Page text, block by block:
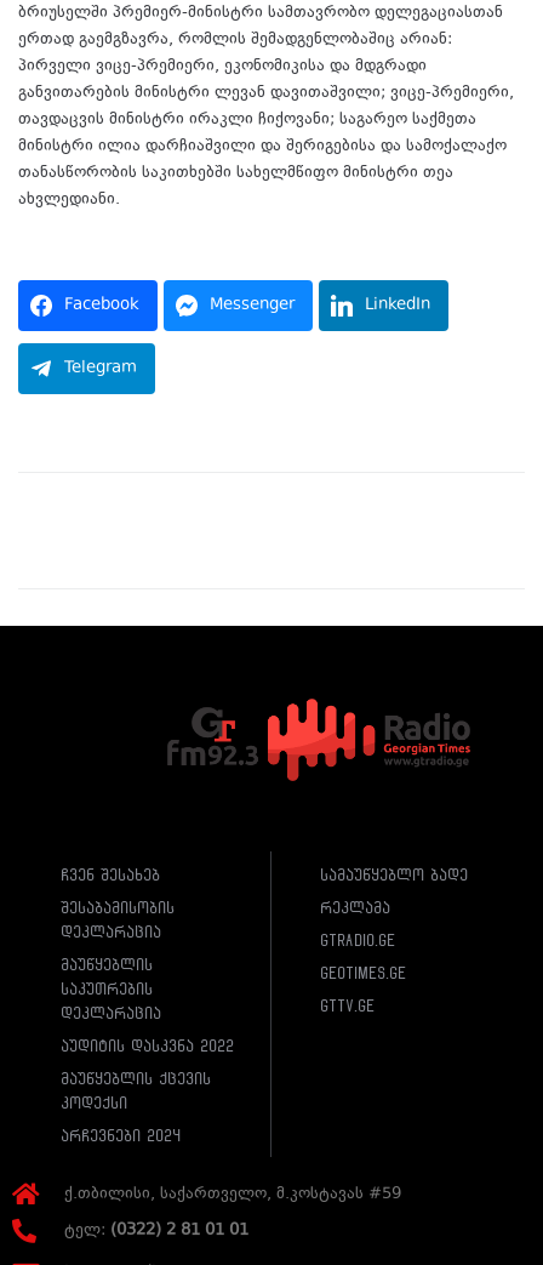
ბრიუსელში პრემიერ-მინისტრი სამთავრობო დელეგაციასთან
ერთად გაემგზავრა, რომლის შემადგენლობაშიც არიან:
პირველი ვიცე-პრემიერი, ეკონომიკისა და მდგრადი
განვითარების მინისტრი ლევან დავითაშვილი; ვიცე-პრემიერი,
თავდაცვის მინისტრი ირაკლი ჩიქოვანი; საგარეო საქმეთა
მინისტრი ილია დარჩიაშვილი და შერიგებისა და სამოქალაქო
თანასწორობის საკითხებში სახელმწიფო მინისტრი თეა
ახვლედიანი.
Facebook Messenger LinkedIn
Telegram
ჩვენ შესახებ
შესაბამისობის
დეკლარაცია
მაუწყებლის
საკუთრების
დეკლარაცია
აუდიტის დასკვნა 2022
მაუწყებლის ქცევის
კოდექსი
არჩევნები 2024
სამაუწყებლო ბადე
რეკლამა
gtradio.ge
geotimes.ge
gttv.ge
ქ.თბილისი, საქართველო, მ.კოსტავას #59
ტელ: (0322) 2 81 01 01